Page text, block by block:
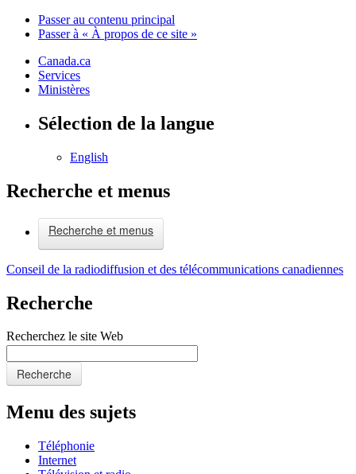
Passer au contenu principal
Passer à « À propos de ce site »
Canada.ca
Services
Ministères
Sélection de la langue
English
Recherche et menus
Recherche et menus
Conseil de la radiodiffusion et des télécommunications canadiennes
Recherche
Recherchez le site Web
Recherche
Menu des sujets
Téléphonie
Internet